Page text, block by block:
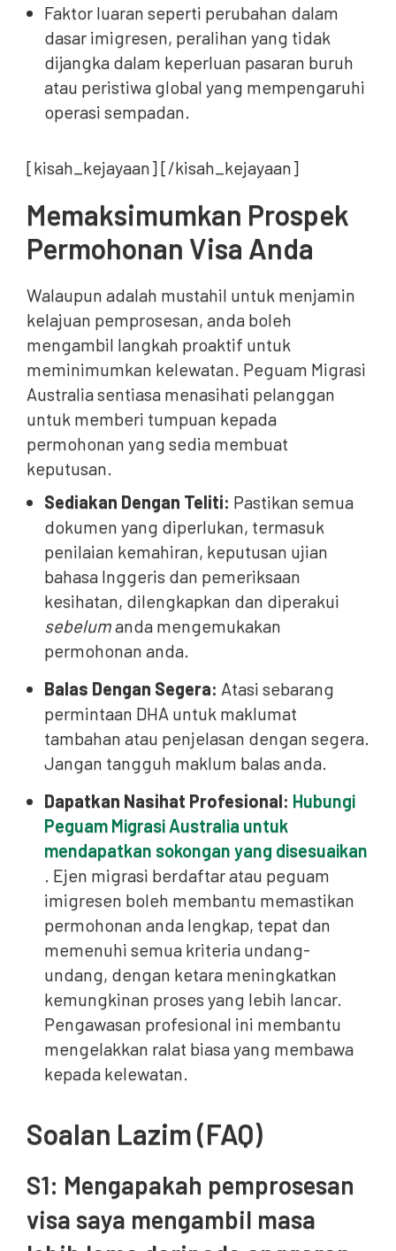
Faktor luaran seperti perubahan dalam
dasar imigresen, peralihan yang tidak
dijangka dalam keperluan pasaran buruh
atau peristiwa global yang mempengaruhi
operasi sempadan.
[kisah_kejayaan] [/kisah_kejayaan]
Memaksimumkan Prospek
Permohonan Visa Anda
Walaupun adalah mustahil untuk menjamin
kelajuan pemprosesan, anda boleh
mengambil langkah proaktif untuk
meminimumkan kelewatan. Peguam Migrasi
Australia sentiasa menasihati pelanggan
untuk memberi tumpuan kepada
permohonan yang sedia membuat
keputusan.
Sediakan Dengan Teliti: Pastikan semua
dokumen yang diperlukan, termasuk
penilaian kemahiran, keputusan ujian
bahasa Inggeris dan pemeriksaan
kesihatan, dilengkapkan dan diperakui
sebelumanda mengemukakan
permohonan anda.
Balas Dengan Segera: Atasi sebarang
permintaan DHA untuk maklumat
tambahan atau penjelasan dengan segera.
Jangan tangguh maklum balas anda.
Dapatkan Nasihat Profesional: Hubungi
Peguam Migrasi Australia untuk
mendapatkan sokongan yang disesuaikan
. Ejen migrasi berdaftar atau peguam
imigresen boleh membantu memastikan
permohonan anda lengkap, tepat dan
memenuhi semua kriteria undang-
undang, dengan ketara meningkatkan
kemungkinan proses yang lebih lancar.
Pengawasan profesional ini membantu
mengelakkan ralat biasa yang membawa
kepada kelewatan.
Soalan Lazim (FAQ)
S1: Mengapakah pemprosesan
visa saya mengambil masa